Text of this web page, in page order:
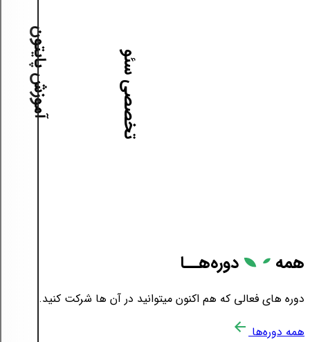
آموزش تخصصی سئو آموزش پایتون
همه دوره‌هــا
دوره های فعالی که هم اکنون میتوانید در آن ها شرکت کنید.
همه دوره‌ها